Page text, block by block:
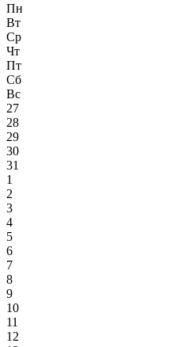
Пн
Вт
Ср
Чт
Пт
Сб
Вс
27
28
29
30
31
1
2
3
4
5
6
7
8
9
10
11
12